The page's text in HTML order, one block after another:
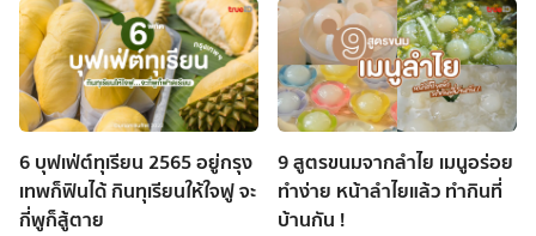
6 บุฟเฟ่ต์ทุเรียน 2565 อยู่กรุง
เทพก็ฟินได้ กินทุเรียนให้ใจฟู จะ
กี่พูก็สู้ตาย
9 สูตรขนมจากลำไย เมนูอร่อย
ทำง่าย หน้าลำไยแล้ว ทำกินที่
บ้านกัน !